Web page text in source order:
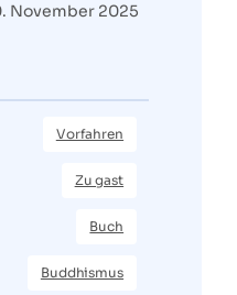
November 2025
Vorfahren
Zu gast
Buch
Buddhismus